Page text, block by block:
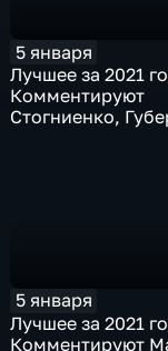
5 января
Лучшее за 2021
Комментируют
Стогниенко,
5 января
Лучшее за 2021
Комментируют